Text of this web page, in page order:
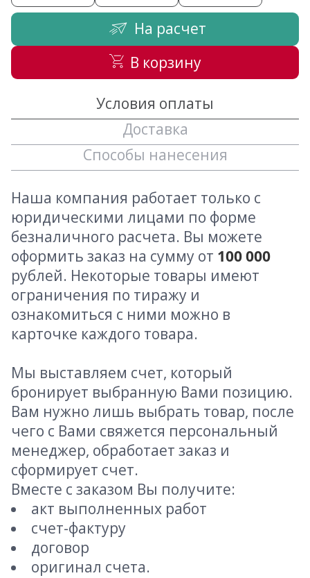
На расчет
В корзину
Условия оплаты
Доставка
Способы нанесения
Наша компания работает только с
юридическими лицами по форме
безналичного расчета. Вы можете
оформить заказ на сумму от 100 000
рублей. Некоторые товары имеют
ограничения по тиражу и
ознакомиться с ними можно в
карточке каждого товара.
Мы выставляем счет, который
бронирует выбранную Вами позицию.
Вам нужно лишь выбрать товар, после
чего с Вами свяжется персональный
менеджер, обработает заказ и
сформирует счет.
Вместе с заказом Вы получите:
акт выполненных работ
счет-фактуру
договор
оригинал счета.